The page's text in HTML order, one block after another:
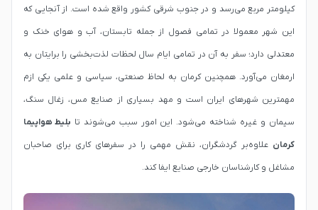
کیلومتر مربع می‌رسد و در جنوب شرقی کشور واقع شده است. از آنجایی که
این شهر معمولا در تمامی فصول از جمله تابستان، آب و هوای خنک و
معتدلی دارد؛ سفر به آن در تمامی ایام سال لحظات لذت‌بخشی را برایتان به
ارمغان می‌آورد. همچنین کرمان به لحاظ صنعتی، سیاسی و علمی یکی ازم
مهمترین شهرهای ایران است و مهد بسیاری از صنایع مس، زغال سنگ،
سیمان و غیره شناخته می‌شود. این امور سبب می‌شوند تا بلیط هواپیما
کرمان علاوه‌بر گردشگران، نقش مهمی را در سفرهای کاری برای صاحبان
مشاغل و کارشناسان خارجی صنایع ایفا کند.